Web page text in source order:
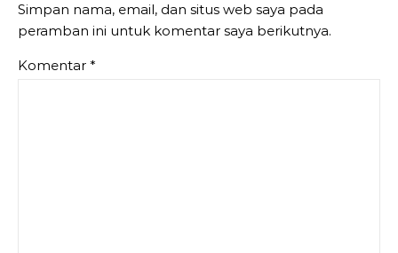
Simpan nama, email, dan situs web saya pada
peramban ini untuk komentar saya berikutnya.
Komentar *